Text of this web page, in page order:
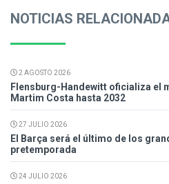
NOTICIAS
2 AGOSTO 2026
Flensburg-Handewitt oficializa el
Martim Costa hasta 2032
27 JULIO 2026
El Barça será el último de los
pretemporada
24 JULIO 2026